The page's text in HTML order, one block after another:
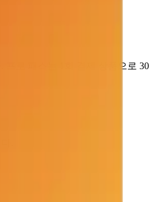
프로 패스는 1회 결제 상품으로 30
.